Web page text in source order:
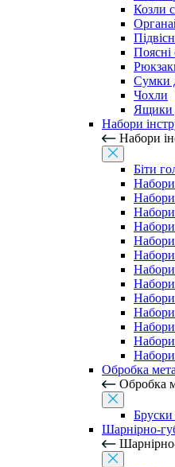
Козли
Поясні
Сумки
Чохли
Ящики
Набори
Набори
Біти
Набори
Набори
Набори
Набори
Набори
Набори
Обробка
Обробка
Бруски
Шарнірно-